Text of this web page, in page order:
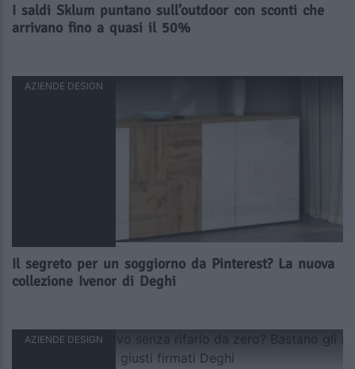
I saldi Sklum puntano sull’outdoor con sconti che
arrivano fino a quasi il 50%
AZIENDE DESIGN
Il segreto per un soggiorno da Pinterest? La nuova
collezione Ivenor di Deghi
AZIENDE DESIGN